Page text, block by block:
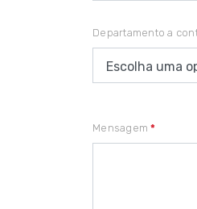
Departamento a
Mensagem*